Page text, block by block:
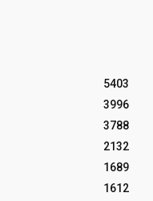
5403
3996
3788
2132
1689
1612